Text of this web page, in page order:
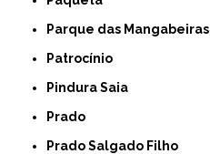
Parque das Mangabeiras
Patrocínio
Pindura Saia
Prado
Prado Salgado Filho